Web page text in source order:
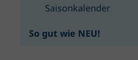
Saisonkalender
So gut wie NEU!